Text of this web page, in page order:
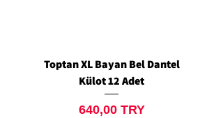
Toptan XL Bayan Bel Dantel
Külot 12 Adet
Preis
640,00 TRY